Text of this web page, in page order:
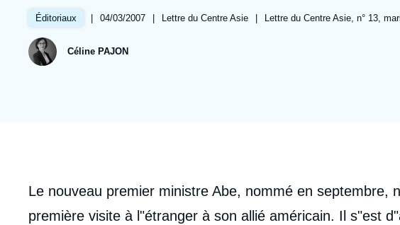
Partenariats et réseaux
Nous soutenir en tant que professionnel
Ramses
Intelligence artificielle
Guerre en Ukraine
Europe
Éditoriaux |
Date
publication
04/03/2007 |
Référence
Lettre du Centre Asie | Références
Lettre du Centre Asie, n° 13,
Céline PAJON
Corps
analyses
Le nouveau premier ministre Abe, nommé en septembre,
première visite à l"étranger à son allié américain. Il s"est